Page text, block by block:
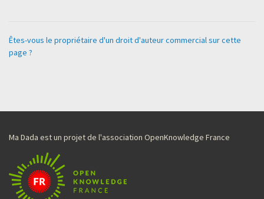
Êtes-vous le propriétaire d'un droit d'auteur commercial sur cette
page ?
Ma Dada est un projet de l'association OpenKnowledge France